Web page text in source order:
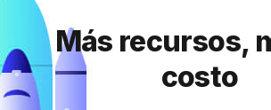
Más recursos,
costo